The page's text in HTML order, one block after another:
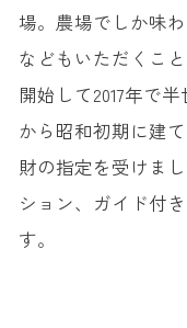
場。農場でしか味
などもいただくこ
開始して2017年で
から昭和初期に建
財の指定を受けま
ション、ガイド付
す。